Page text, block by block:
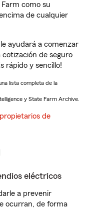
como su
de cualquier
ayudará a comenzar
de seguro
rápido y sencillo!
lista completa de la
y State Farm Archive.
de
eléctricos
a prevenir
ocurran, de forma